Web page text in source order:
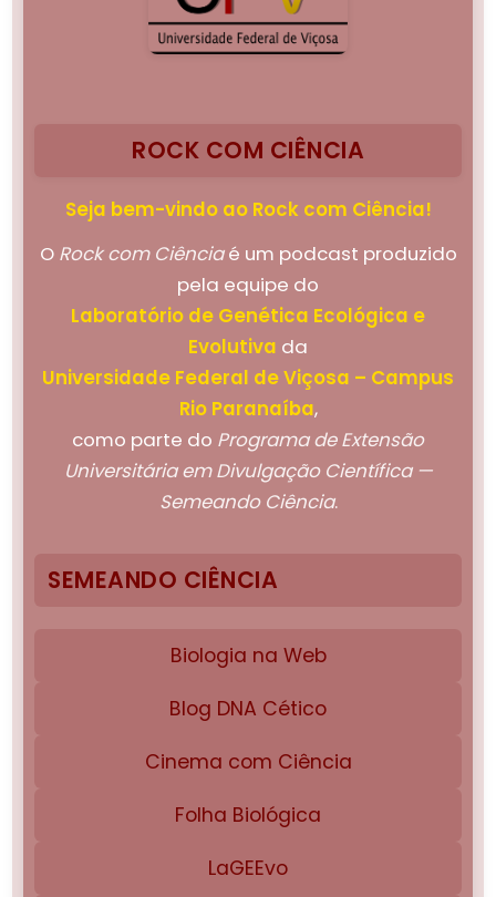
ROCK COM CIÊNCIA
Seja bem-vindo ao Rock com Ciência!
O Rock com Ciênciaé um podcast produzido
pela equipe do
Laboratório de Genética Ecológica e
Evolutiva da
Universidade Federal de Viçosa – Campus
Rio Paranaíba,
como parte do Programa de Extensão
Universitária em Divulgação Científica —
Semeando Ciência.
SEMEANDO CIÊNCIA
Biologia na Web
Blog DNA Cético
Cinema com Ciência
Folha Biológica
LaGEEvo